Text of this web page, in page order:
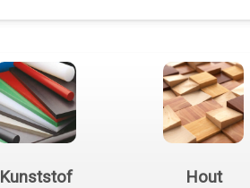
Kunststof Hout